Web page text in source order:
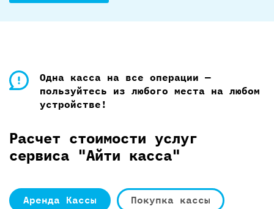
Одна касса на все операции —
пользуйтесь из любого места на любом
устройстве!
Расчет стоимости услуг
сервиса "Айти касса"
Аренда Кассы Покупка кассы